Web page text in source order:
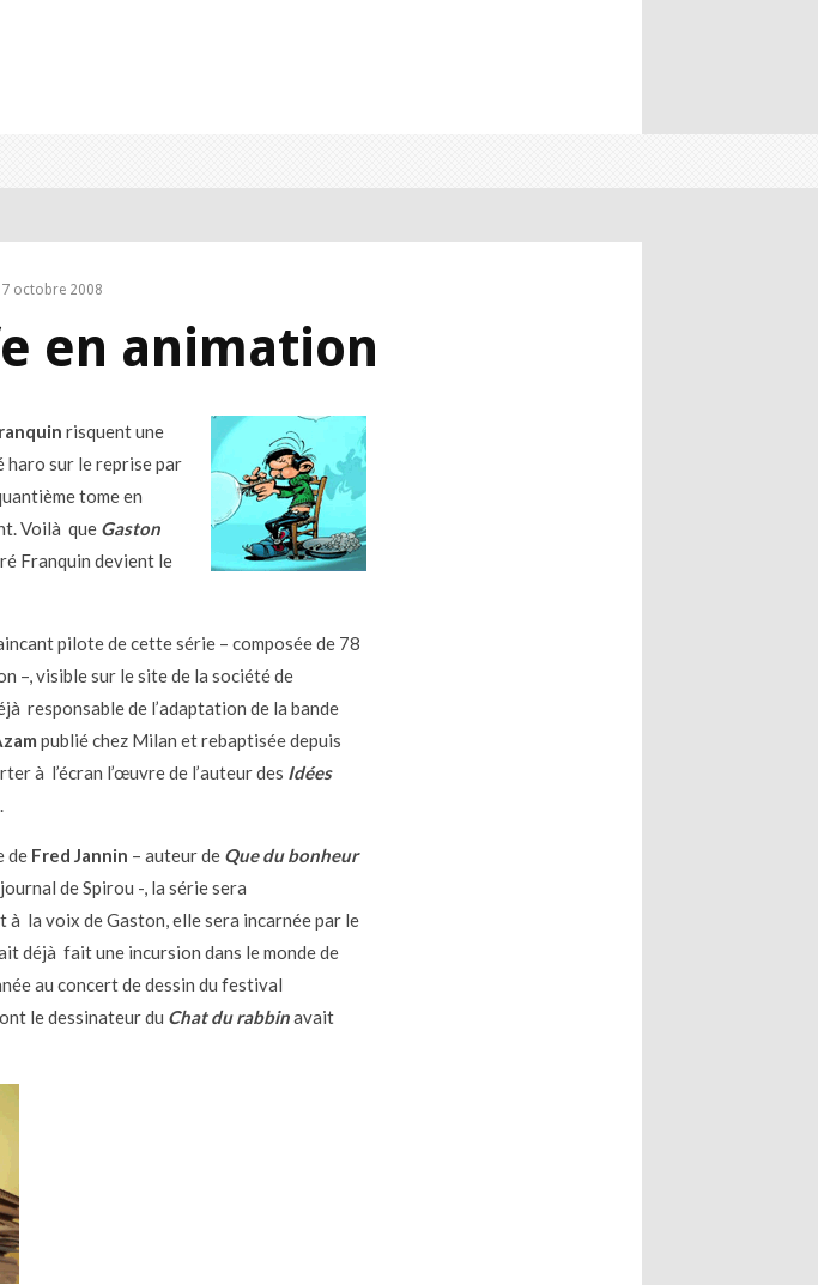
7 octobre 2008
en animation
risquent une
haro sur le reprise par
tome en
Voilà que Gaston
Franquin devient le
pilote de cette série – composée de 78
–, visible sur le site de la société de
responsable de l’adaptation de la bande
publié chez Milan et rebaptisée depuis
à l’écran l’œuvre de l’auteur des Idées
de Fred Jannin – auteur de Que du bonheur
de Spirou -, la série sera
la voix de Gaston, elle sera incarnée par le
déjà fait une incursion dans le monde de
au concert de dessin du festival
le dessinateur du Chat du rabbinavait